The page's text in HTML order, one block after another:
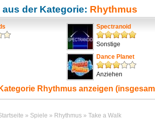
der Kategorie: Rhythmus
Spectranoid
Sonstige
Dance Planet
Anziehen
Rhythmus anzeigen
» Spiele » Rhythmus » Take a Walk